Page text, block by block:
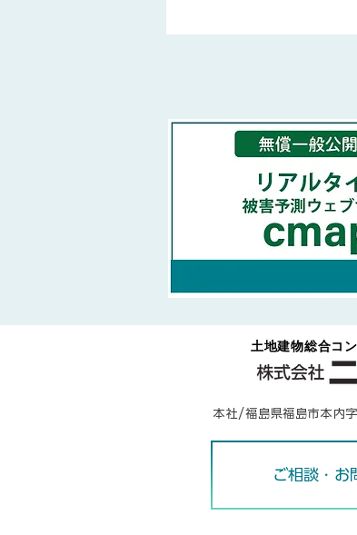
土地建物総合コ
本社/福島県福島市本内
ご相談・お